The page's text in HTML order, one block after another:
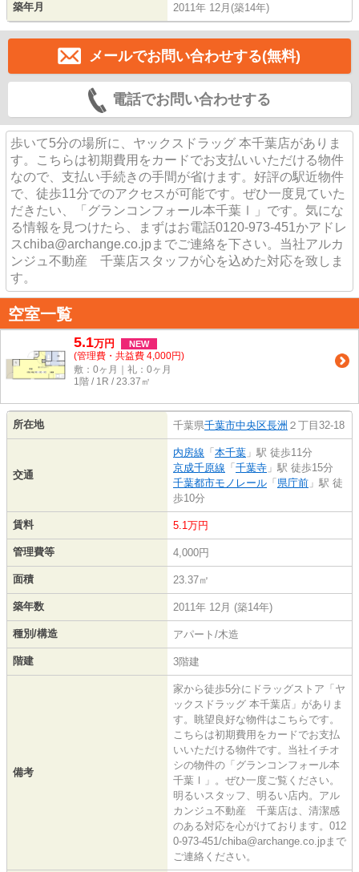
築年月 2011年 12月(築14年)
メールでお問い合わせする(無料)
電話でお問い合わせする
歩いて5分の場所に、ヤックスドラッグ 本千葉店がありま
す。こちらは初期費用をカードでお支払いいただける物件
なので、支払い手続きの手間が省けます。好評の駅近物件
で、徒歩11分でのアクセスが可能です。ぜひ一度見ていた
だきたい、「グランコンフォール本千葉Ⅰ」です。気にな
る情報を見つけたら、まずはお電話0120-973-451かアドレ
スchiba@archange.co.jpまでご連絡を下さい。当社アルカ
ンジュ不動産 千葉店スタッフが心を込めた対応を致しま
す。
空室一覧
5.1万円 NEW
(管理費・共益費 4,000円)
敷：0ヶ月｜礼：0ヶ月
1階 / 1R / 23.37㎡
所在地 千葉県千葉市中央区長洲 ２丁目32-18
交通
内房線 「 本千葉 」駅 徒歩11分
京成千原線 「 千葉寺 」駅 徒歩15分
千葉都市モノレール 「 県庁前 」駅 徒
歩10分
賃料 5.1万円
管理費等 4,000円
面積 23.37㎡
築年数 2011年 12月 (築14年)
種別/構造 アパート/木造
階建 3階建
備考
家から徒歩5分にドラッグストア「ヤ
ックスドラッグ 本千葉店」がありま
す。眺望良好な物件はこちらです。
こちらは初期費用をカードでお支払
いいただける物件です。当社イチオ
シの物件の「グランコンフォール本
千葉Ⅰ」。ぜひ一度ご覧ください。
明るいスタッフ、明るい店内。アル
カンジュ不動産 千葉店は、清潔感
のある対応を心がけております。012
0-973-451/chiba@archange.co.jpまで
ご連絡ください。